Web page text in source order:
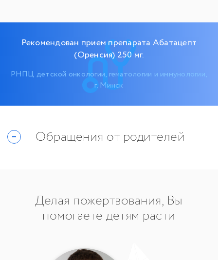
Рекомендован прием препарата Абатацепт
(Оренсия) 250 мг.
РНПЦ детской онкологии, гематологии и иммунологии,
г. Минск
Обращения от родителей
Делая пожертвования, Вы
помогаете детям расти